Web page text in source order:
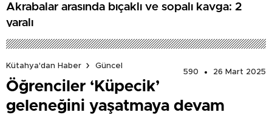
Akrabalar arasında bıçaklı ve sopalı kavga: 2
yaralı
Kütahya'dan Haber
Güncel
590
26 Mart 2025
Öğrenciler ‘Küpecik’
geleneğini yaşatmaya devam